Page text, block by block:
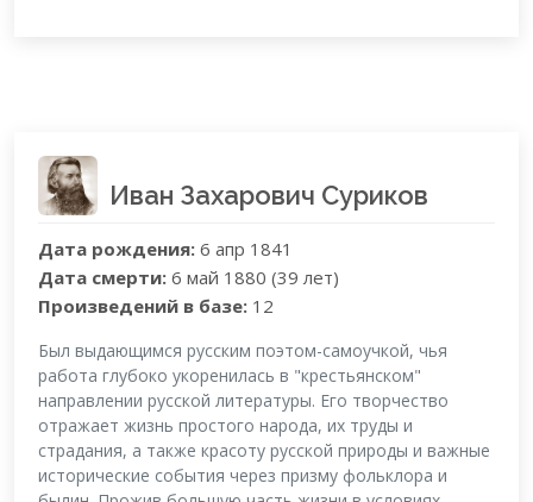
Иван Захарович Суриков
Дата рождения: 6 апр 1841
Дата смерти: 6 май 1880 (39 лет)
Произведений в базе: 12
Был выдающимся русским поэтом-самоучкой, чья
работа глубоко укоренилась в "крестьянском"
направлении русской литературы. Его творчество
отражает жизнь простого народа, их труды и
страдания, а также красоту русской природы и важные
исторические события через призму фольклора и